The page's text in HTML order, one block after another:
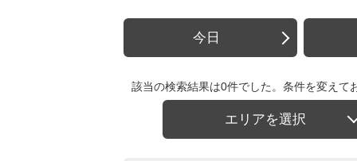
今日
該当の検索結果は0件でした。条件を変えて
エリアを選択